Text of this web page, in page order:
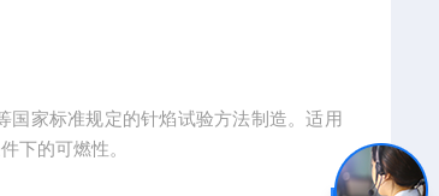
国家标准规定的针焰试验方法制造。适用
下的可燃性。